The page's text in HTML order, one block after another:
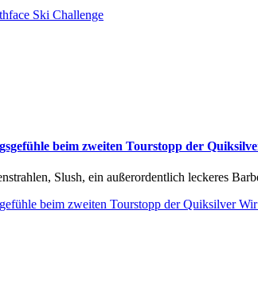
Ski Challenge
beim zweiten Tourstopp der
Slush, ein außerordentlich leckeres
beim zweiten Tourstopp der Quiksilver Wir